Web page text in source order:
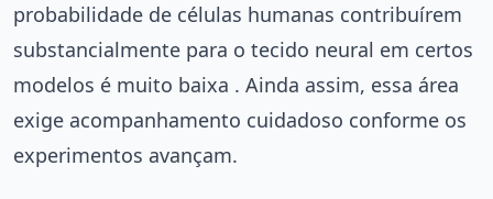
probabilidade de células humanas contribuírem
substancialmente para o tecido neural em certos
modelos é muito baixa . Ainda assim, essa área
exige acompanhamento cuidadoso conforme os
experimentos avançam.